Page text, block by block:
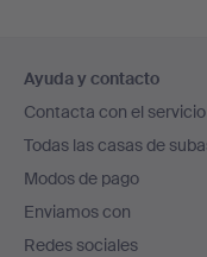
en
el
pie
de
página
Ayuda y contacto
Contacta con el
Todas las casas de
Modos de pago
Enviamos con
Redes sociales